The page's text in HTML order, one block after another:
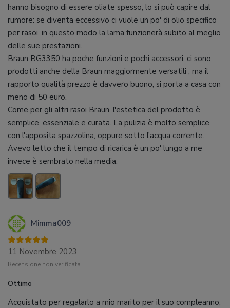
hanno bisogno di essere oliate spesso, lo si può capire dal
rumore: se diventa eccessivo ci vuole un po' di olio specifico
per rasoi, in questo modo la lama funzionerà subito al meglio
delle sue prestazioni.
Braun BG3350 ha poche funzioni e pochi accessori, ci sono
prodotti anche della Braun maggiormente versatili , ma il
rapporto qualità prezzo è davvero buono, si porta a casa con
meno di 50 euro.
Come per gli altri rasoi Braun, l'estetica del prodotto è
semplice, essenziale e curata. La pulizia è molto semplice,
con l'apposita spazzolina, oppure sotto l'acqua corrente.
Avevo letto che il tempo di ricarica è un po' lungo a me
invece è sembrato nella media.
Mimma009
11 Novembre 2023
Recensione non verificata
Ottimo
Acquistato per regalarlo a mio marito per il suo compleanno,